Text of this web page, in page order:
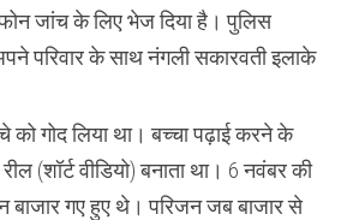
जांच के लिए भेज दिया है। पुलिस
परिवार के साथ नंगली सकारवती इलाके
को गोद लिया था। बच्चा पढ़ाई करने के
(शॉर्ट वीडियो) बनाता था। 6 नवंबर की
बाजार गए हुए थे। परिजन जब बाजार से